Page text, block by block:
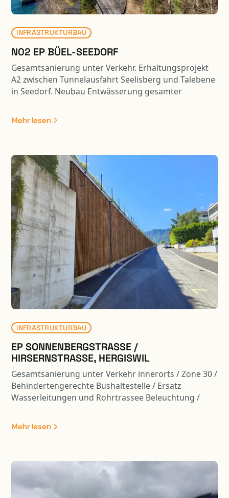
INFRASTRUKTURBAU
N02 EP BÜEL-SEEDORF
Gesamtsanierung unter Verkehr. Erhaltungsprojekt
A2 zwischen Tunnelausfahrt Seelisberg und Talebene
in Seedorf. Neubau Entwässerung gesamter
Lärmschutz. Instandsetzung Stütz- und Wandmauern
sowie Ertüchtigung der zahlreichen Kunstbauten.
Mehr lesen
INFRASTRUKTURBAU
EP SONNENBERGSTRASSE /
HIRSERNSTRASSE, HERGISWIL
Gesamtsanierung unter Verkehr innerorts / Zone 30 /
Behindertengerechte Bushaltestelle / Ersatz
Wasserleitungen und Rohrtrassee Beleuchtung /
Trennsystem / Lärmschutz
Mehr lesen